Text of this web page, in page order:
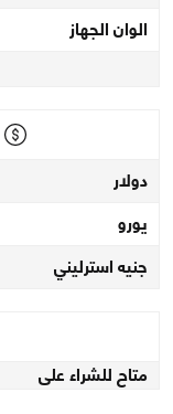
الوان الجهاز
دولار
يورو
جنيه استرليني
متاح للشراء على